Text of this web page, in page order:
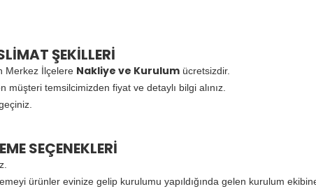
ŞEKİLLERİ
Merkez İlçelere Nakliye ve Kurulumücretsizdir.
temsilcimizden fiyat ve detaylı bilgi alınız.
SEÇENEKLERİ
ürünler evinize gelip kurulumu yapıldığında gelen kurulum